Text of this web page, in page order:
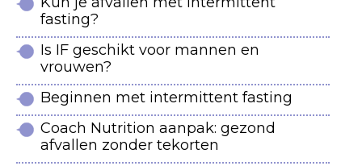
fasting?
Is IF geschikt voor mannen en
vrouwen?
Beginnen met intermittent fasting
Coach Nutrition aanpak: gezond
afvallen zonder tekorten